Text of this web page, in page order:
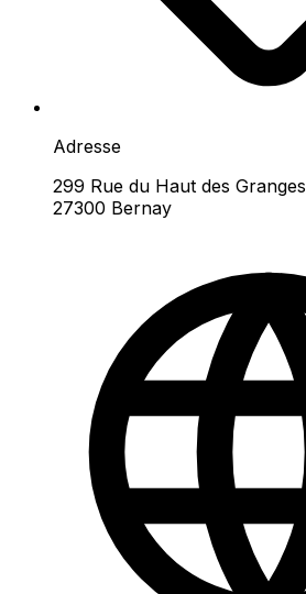
Adresse
299 Rue du Haut des Granges
27300 Bernay